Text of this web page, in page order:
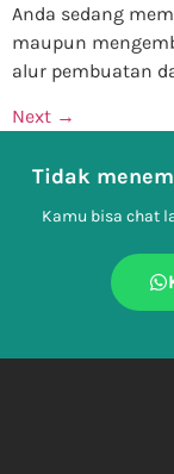
Anda sedang
maupun
alur pembuatan
Next →
Tidak
Kamu bisa chat